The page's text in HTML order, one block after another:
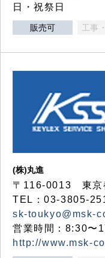
日・祝祭日
販売可 工事
(株)丸進
〒116-0013 東京
TEL：03-3805-
sk-toukyo@msk-
営業時間：8:30〜
http://www.msk-